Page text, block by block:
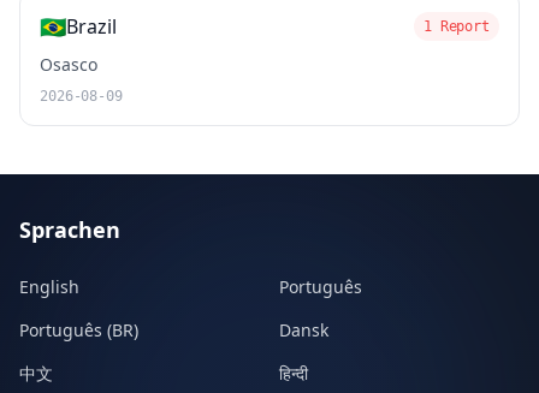
🇧🇷Brazil 1 Report
Osasco
2026-08-09
Sprachen
English
Português
Português (BR)
Dansk
中文
हिन्दी